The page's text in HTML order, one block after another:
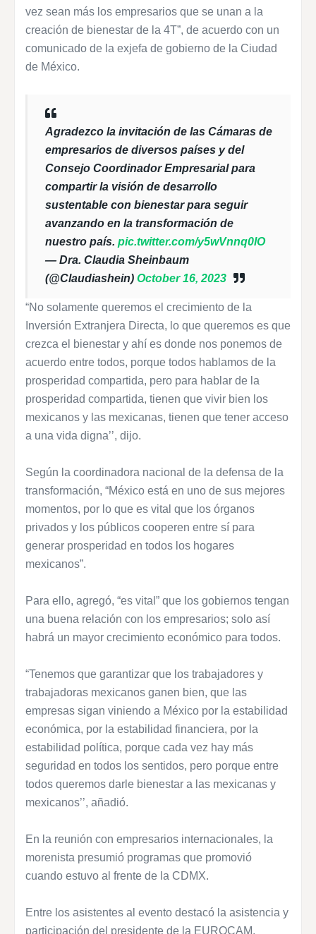
vez sean más los empresarios que se unan a la
creación de bienestar de la 4T”, de acuerdo con un
comunicado de la exjefa de gobierno de la Ciudad
de México.
Agradezco la invitación de las Cámaras de
empresarios de diversos países y del
Consejo Coordinador Empresarial para
compartir la visión de desarrollo
sustentable con bienestar para seguir
avanzando en la transformación de
nuestro país. pic.twitter.com/y5wVnnq0lO
— Dra. Claudia Sheinbaum
(@Claudiashein) October 16, 2023
“No solamente queremos el crecimiento de la
Inversión Extranjera Directa, lo que queremos es que
crezca el bienestar y ahí es donde nos ponemos de
acuerdo entre todos, porque todos hablamos de la
prosperidad compartida, pero para hablar de la
prosperidad compartida, tienen que vivir bien los
mexicanos y las mexicanas, tienen que tener acceso
a una vida digna’’, dijo.
Según la coordinadora nacional de la defensa de la
transformación, “México está en uno de sus mejores
momentos, por lo que es vital que los órganos
privados y los públicos cooperen entre sí para
generar prosperidad en todos los hogares
mexicanos”.
Para ello, agregó, “es vital” que los gobiernos tengan
una buena relación con los empresarios; solo así
habrá un mayor crecimiento económico para todos.
“Tenemos que garantizar que los trabajadores y
trabajadoras mexicanos ganen bien, que las
empresas sigan viniendo a México por la estabilidad
económica, por la estabilidad financiera, por la
estabilidad política, porque cada vez hay más
seguridad en todos los sentidos, pero porque entre
todos queremos darle bienestar a las mexicanas y
mexicanos’’, añadió.
En la reunión con empresarios internacionales, la
morenista presumió programas que promovió
cuando estuvo al frente de la CDMX.
Entre los asistentes al evento destacó la asistencia y
participación del presidente de la EUROCAM,